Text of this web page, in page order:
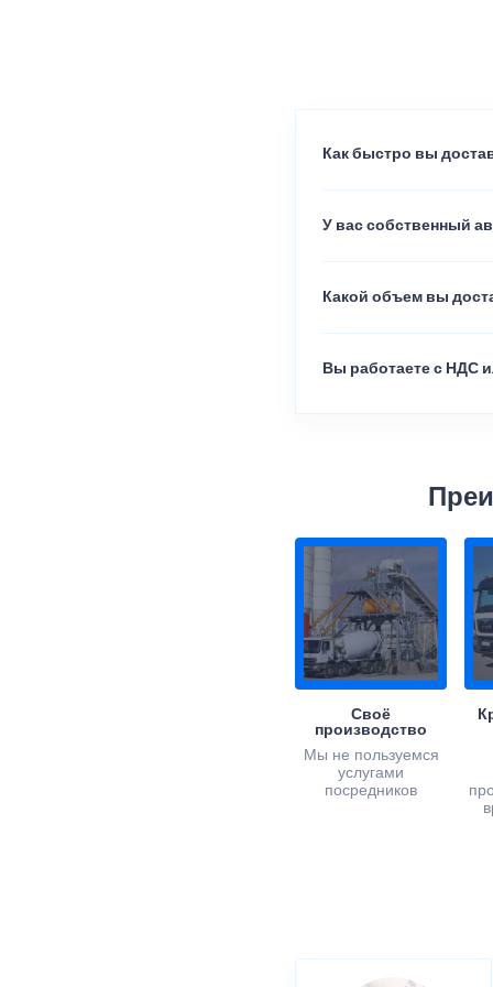
Как быстро вы
У вас собственный
Какой объем вы
Вы работаете с НДС
Своё
производство
Мы не пользуемся
услугами
посредников